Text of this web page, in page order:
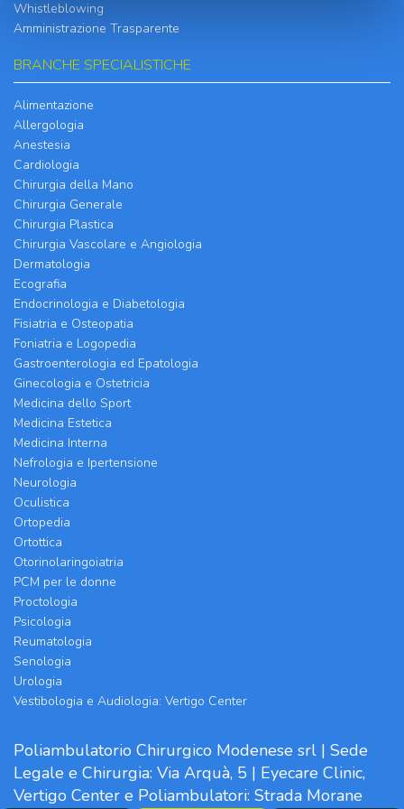
Whistleblowing
Amministrazione Trasparente
BRANCHE SPECIALISTICHE
Alimentazione
Allergologia
Anestesia
Cardiologia
Chirurgia della Mano
Chirurgia Generale
Chirurgia Plastica
Chirurgia Vascolare e Angiologia
Dermatologia
Ecografia
Endocrinologia e Diabetologia
Fisiatria e Osteopatia
Foniatria e Logopedia
Gastroenterologia ed Epatologia
Ginecologia e Ostetricia
Medicina dello Sport
Medicina Estetica
Medicina Interna
Nefrologia e Ipertensione
Neurologia
Oculistica
Ortopedia
Ortottica
Otorinolaringoiatria
PCM per le donne
Proctologia
Psicologia
Reumatologia
Senologia
Urologia
Vestibologia e Audiologia: Vertigo Center
Poliambulatorio Chirurgico Modenese srl | Sede
Legale e Chirurgia: Via Arquà, 5 | Eyecare Clinic,
Vertigo Center e Poliambulatori: Strada Morane